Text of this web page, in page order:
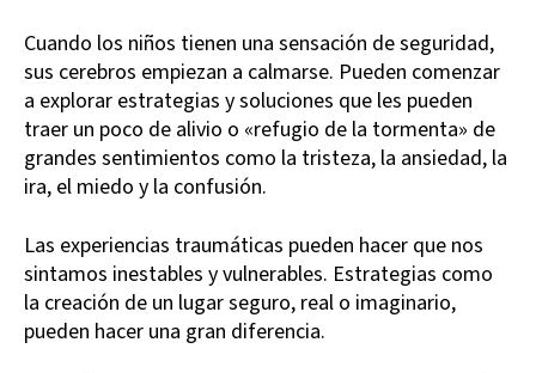
Cuando los niños tienen una sensación de seguridad,
sus cerebros empiezan a calmarse. Pueden comenzar
a explorar estrategias y soluciones que les pueden
traer un poco de alivio o «refugio de la tormenta» de
grandes sentimientos como la tristeza, la ansiedad, la
ira, el miedo y la confusión.
Las experiencias traumáticas pueden hacer que nos
sintamos inestables y vulnerables. Estrategias como
la creación de un lugar seguro, real o imaginario,
pueden hacer una gran diferencia.